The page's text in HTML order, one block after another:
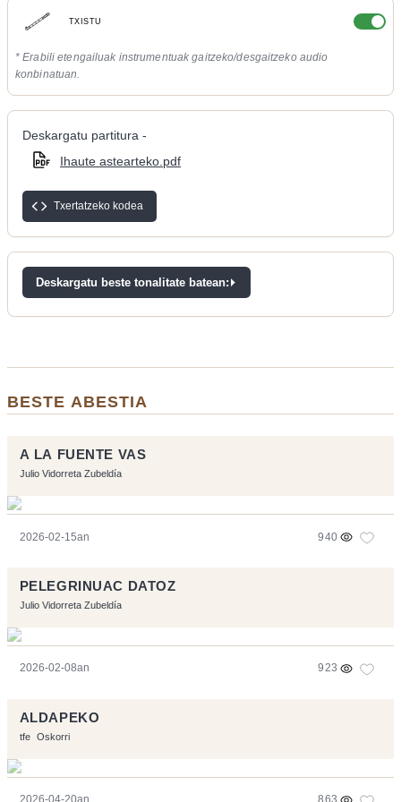
TXISTU
* Erabili etengailuak instrumentuak gaitzeko/desgaitzeko audio
konbinatuan.
Deskargatu partitura -
Ihaute astearteko.pdf
Txertatzeko kodea
Deskargatu beste tonalitate batean:
BESTE ABESTIA
A LA FUENTE VAS
Julio Vidorreta Zubeldía
2026-02-15an 940
PELEGRINUAC DATOZ
Julio Vidorreta Zubeldía
2026-02-08an 923
ALDAPEKO
tfe Oskorri
2026-04-20an 863